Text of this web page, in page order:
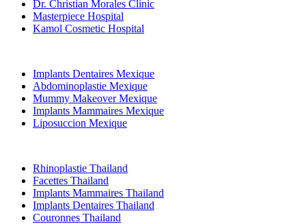
Dr. Christian Morales Clinic
Masterpiece Hospital
Kamol Cosmetic Hospital
Implants Dentaires Mexique
Abdominoplastie Mexique
Mummy Makeover Mexique
Implants Mammaires Mexique
Liposuccion Mexique
Rhinoplastie Thailand
Facettes Thailand
Implants Mammaires Thailand
Implants Dentaires Thailand
Couronnes Thailand